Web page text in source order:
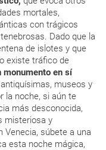
mortales,
con trágicos
Dado que la
de islotes y que
existe tráfico de
monumento en sí
museos y
la noche, si aún te
más desconocida,
misteriosa y
Venecia, súbete a una
esta noche mágica,